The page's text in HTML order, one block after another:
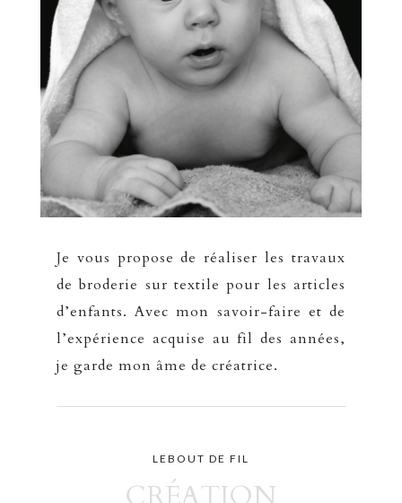
Je vous propose de réaliser les travaux
de broderie sur textile pour les articles
d’enfants. Avec mon savoir-faire et de
l’expérience acquise au fil des années,
je garde mon âme de créatrice.
LEBOUT DE FIL